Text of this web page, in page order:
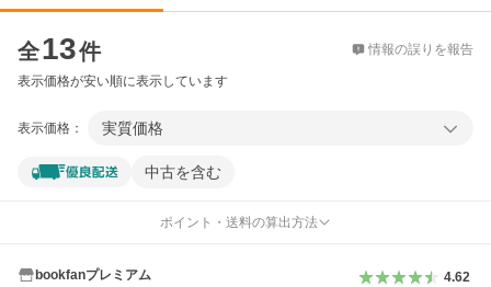
全13件 情報の誤りを報告
表示価格が安い順に表示しています
表示価格： 実質価格
中古を含む
ポイント・送料の算出方法
bookfanプレミアム 4.62